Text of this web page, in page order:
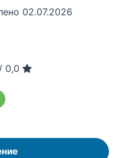
02.07.2026
/ 0,0